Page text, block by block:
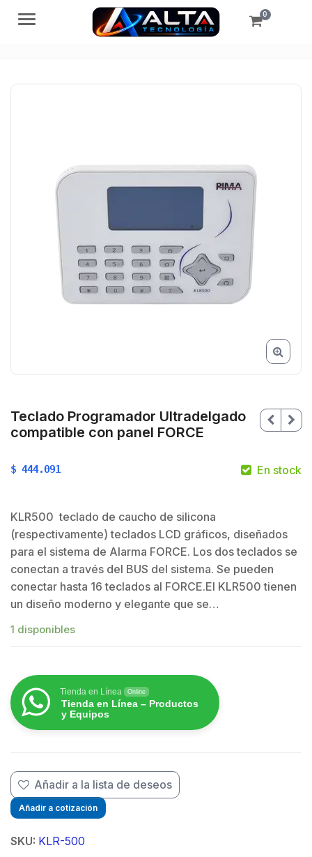
Menú 0
Teclado Programador Ultradelgado
compatible con panel FORCE
$
$
$ 444.091 En stock
KLR500 teclado de caucho de silicona
(respectivamente) teclados LCD gráficos, diseñados
para el sistema de Alarma FORCE. Los dos teclados se
conectan a través del BUS del sistema. Se pueden
conectar hasta 16 teclados al FORCE.El KLR500 tienen
un diseño moderno y elegante que se…
1 disponibles
Tienda en Línea Online
Tienda en Línea – Productos
y Equipos
Añadir a la lista de deseos
Añadir a cotización
SKU: KLR-500